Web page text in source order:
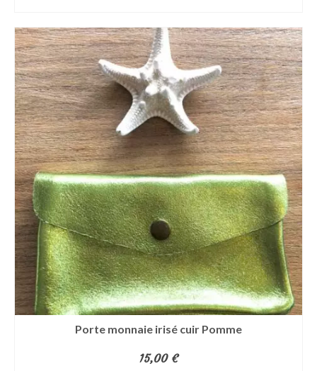
Porte monnaie irisé cuir Pomme
15,00 €